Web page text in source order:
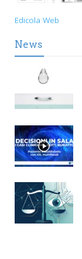
Edicola Web
News